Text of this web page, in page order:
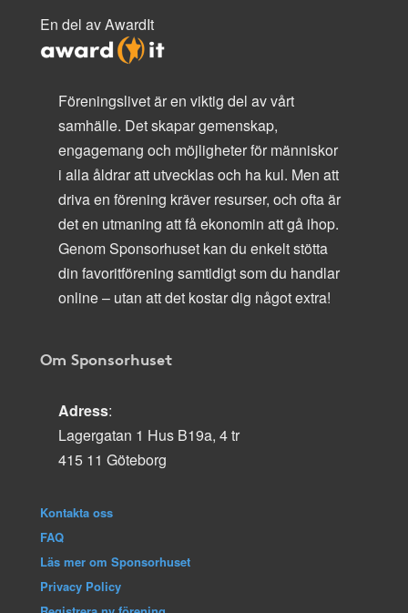
En del av AwardIt
Föreningslivet är en viktig del av vårt
samhälle. Det skapar gemenskap,
engagemang och möjligheter för människor
i alla åldrar att utvecklas och ha kul. Men att
driva en förening kräver resurser, och ofta är
det en utmaning att få ekonomin att gå ihop.
Genom Sponsorhuset kan du enkelt stötta
din favoritförening samtidigt som du handlar
online – utan att det kostar dig något extra!
Om Sponsorhuset
Adress:
Lagergatan 1 Hus B19a, 4 tr
415 11 Göteborg
Kontakta oss
FAQ
Läs mer om Sponsorhuset
Privacy Policy